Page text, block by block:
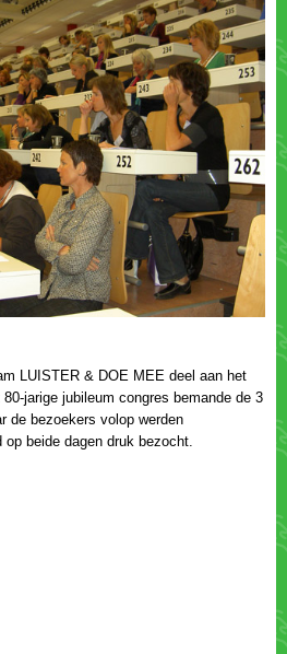
LUISTER & DOE MEE deel aan het
jarige jubileum congres bemande de 3
de bezoekers volop werden